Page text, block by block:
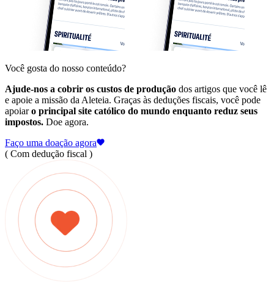
Você gosta do nosso conteúdo?
Ajude-nos a cobrir os custos de produção dos artigos que você lê
e apoie a missão da Aleteia. Graças às deduções fiscais, você pode
apoiaro principal site católico do mundo enquanto reduz seus
impostos. Doe agora.
Faço uma doação agora
( Com dedução fiscal )